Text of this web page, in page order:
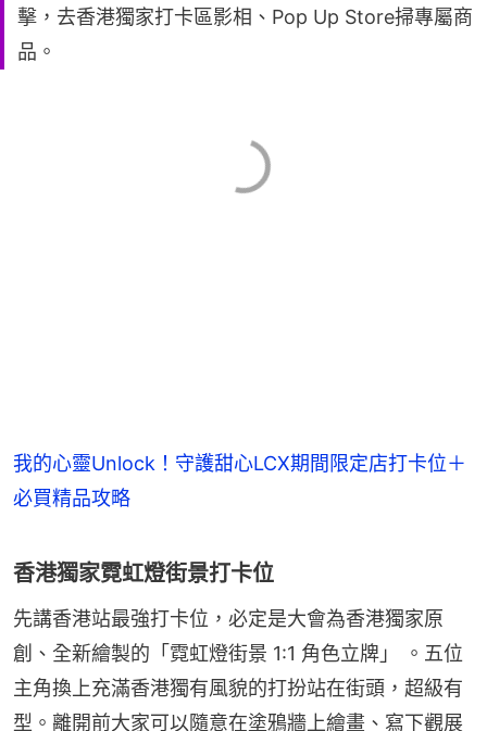
擊，去香港獨家打卡區影相、Pop Up Store掃專屬商
品。
我的心靈Unlock！守護甜心LCX期間限定店打卡位＋
必買精品攻略
香港獨家霓虹燈街景打卡位
先講香港站最強打卡位，必定是大會為香港獨家原
創、全新繪製的「霓虹燈街景 1:1 角色立牌」 。五位
主角換上充滿香港獨有風貌的打扮站在街頭，超級有
型。離開前大家可以隨意在塗鴉牆上繪畫、寫下觀展